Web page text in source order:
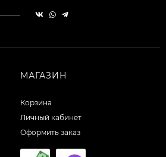
МАГАЗИН
Корзина
Личный кабинет
Оформить заказ